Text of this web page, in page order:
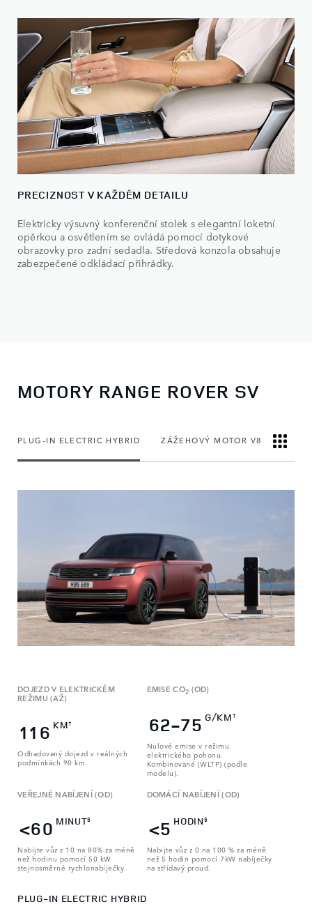
PRECIZNOST V KAŽDÉM DETAILU
Elektricky výsuvný konferenční stolek s elegantní loketní
opěrkou a osvětlením se ovládá pomocí dotykové
obrazovky pro zadní sedadla. Středová konzola obsahuje
zabezpečené odkládací přihrádky.
MOTORY RANGE ROVER SV
PLUG-IN ELECTRIC HYBRID ZÁŽEHOVÝ MOTOR V8 SV
DOJEZD V ELEKTRICKÉM
REŽIMU (AŽ)
116 KM†
Odhadovaný dojezd v reálných
podmínkách 90 km.
EMISE CO2 (OD)
62-75 G/KM†
Nulové emise v režimu
elektrického pohonu.
Kombinované (WLTP) (podle
modelu).
VEŘEJNÉ NABÍJENÍ (OD)
<60 MINUT§
Nabijte vůz z 10 na 80% za méně
než hodinu pomocí 50 kW
stejnosměrné rychlonabíječky.
DOMÁCÍ NABÍJENÍ (OD)
<5 HODIN§
Nabijte vůz z 0 na 100 % za méně
než 5 hodin pomocí 7kW nabíječky
na střídavý proud.
PLUG-IN ELECTRIC HYBRID